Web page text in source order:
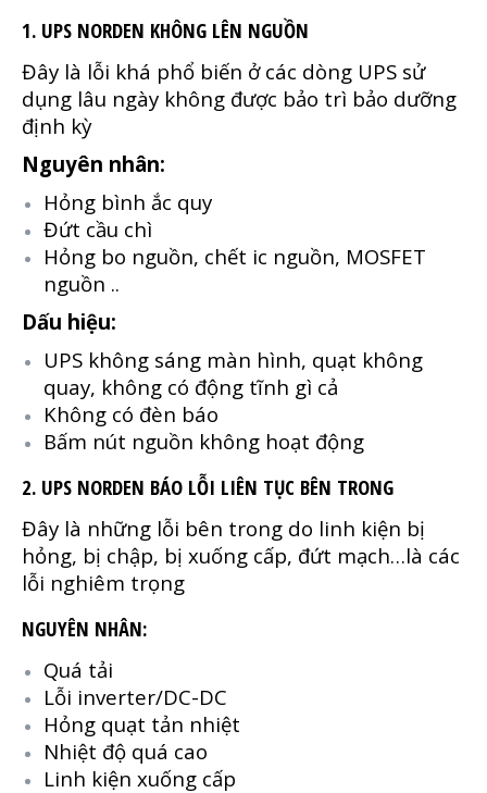
1. UPS NORDEN KHÔNG LÊN NGUỒN
Đây là lỗi khá phổ biến ở các dòng UPS sử
dụng lâu ngày không được bảo trì bảo dưỡng
định kỳ
Nguyên nhân:
Hỏng bình ắc quy
Đứt cầu chì
Hỏng bo nguồn, chết ic nguồn, MOSFET
nguồn ..
Dấu hiệu:
UPS không sáng màn hình, quạt không
quay, không có động tĩnh gì cả
Không có đèn báo
Bấm nút nguồn không hoạt động
2. UPS NORDEN BÁO LỖI LIÊN TỤC BÊN TRONG
Đây là những lỗi bên trong do linh kiện bị
hỏng, bị chập, bị xuống cấp, đứt mạch…là các
lỗi nghiêm trọng
NGUYÊN NHÂN:
Quá tải
Lỗi inverter/DC-DC
Hỏng quạt tản nhiệt
Nhiệt độ quá cao
Linh kiện xuống cấp